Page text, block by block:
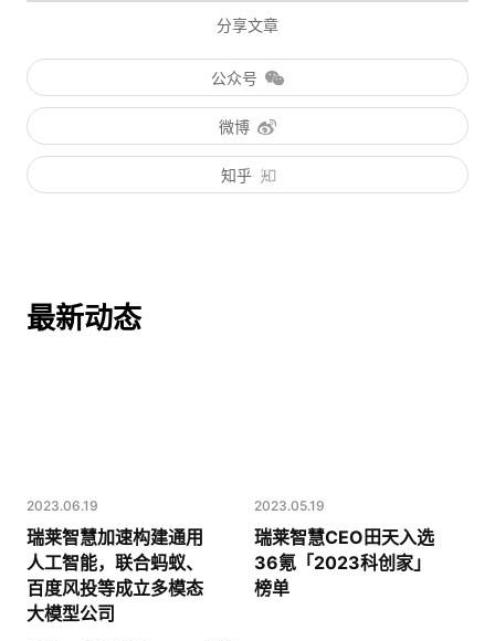
分享文章
公众号
微博
知乎
最新动态
2023.06.19
瑞莱智慧加速构建通用
人工智能，联合蚂蚁、
百度风投等成立多模态
大模型公司
2023.05.19
瑞莱智慧CEO田天入选
36氪「2023科创家」
榜单